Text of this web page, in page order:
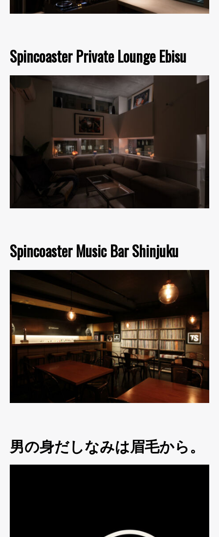
Spincoaster Private Lounge Ebisu
Spincoaster Music Bar Shinjuku
男の身だしなみは眉毛から。